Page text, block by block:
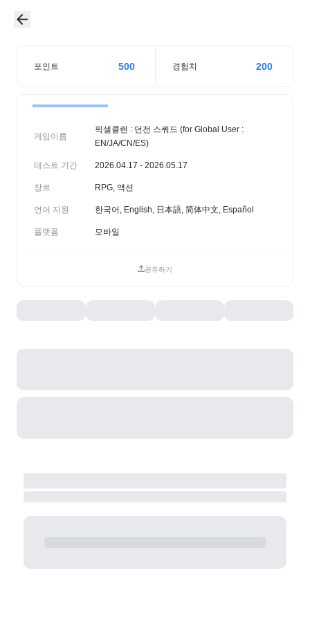
포인트 500 경험치 200
게임이름
픽셀클랜 : 던전 스쿼드 (for Global User :
EN/JA/CN/ES)
테스트 기간 2026.04.17 - 2026.05.17
장르 RPG, 액션
언어 지원 한국어, English, 日本語, 简体中文, Español
플랫폼 모바일
공유하기